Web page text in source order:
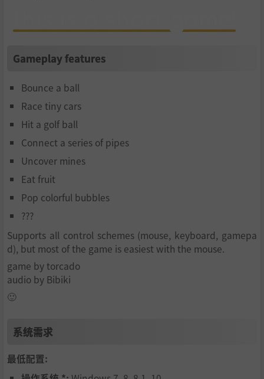
Gameplay features
Bounce a ball
Race tiny cars
Hit a golf ball
Connect a series of pipes
Uncover mines
Eat fruit
Pop colorful bubbles
???
Supports all control schemes (mouse, keyboard, gamepa
d), but most of the game is easiest with the mouse.
game by torcado
audio by Bibiki
🙂
系统需求
最低配置: